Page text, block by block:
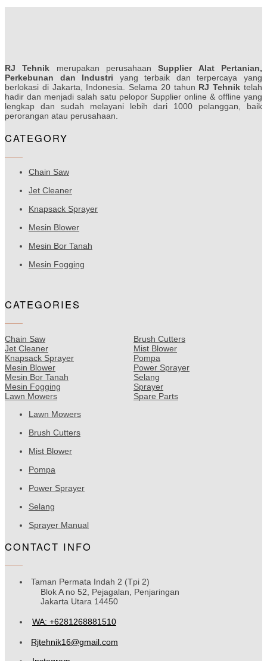
RJ Tehnik merupakan perusahaanSupplier Alat Pertanian,
Perkebunan dan Industri yang terbaik dan terpercaya yang
berlokasi di Jakarta, Indonesia. Selama 20 tahun RJ Tehnik telah
hadir dan menjadi salah satu pelopor Supplier online & offline yang
lengkap dan sudah melayani lebih dari 1000 pelanggan, baik
perorangan atau perusahaan.
CATEGORY
Chain Saw
Jet Cleaner
Knapsack Sprayer
Mesin Blower
Mesin Bor Tanah
Mesin Fogging
CATEGORIES
Chain Saw
Jet Cleaner
Knapsack Sprayer
Mesin Blower
Mesin Bor Tanah
Mesin Fogging
Lawn Mowers
Brush Cutters
Mist Blower
Pompa
Power Sprayer
Selang
Sprayer
Spare Parts
Lawn Mowers
Brush Cutters
Mist Blower
Pompa
Power Sprayer
Selang
Sprayer Manual
CONTACT INFO
Taman Permata Indah 2 (Tpi 2)
Blok A no 52, Pejagalan, Penjaringan
Jakarta Utara 14450
WA: +6281268881510
Rjtehnik16@gmail.com